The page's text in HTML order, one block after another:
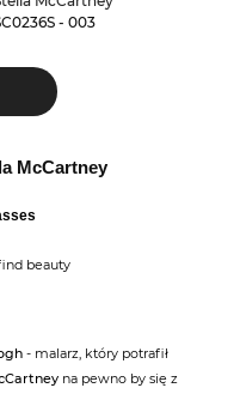
- 003
McCartney
beauty
- malarz, który potrafił
na pewno by się z